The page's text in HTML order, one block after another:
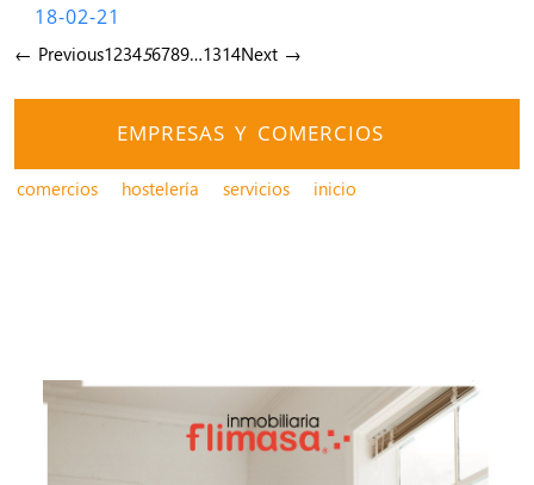
18-02-21
← Previous123456789…1314Next →
EMPRESAS Y COMERCIOS
comercios hostelería servicios inicio